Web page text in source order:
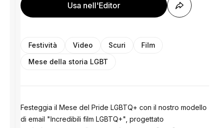
Usa nell'Editor
Festività Video Scuri
Film
Mese della storia LGBT
Festeggia il Mese del Pride LGBTQ+ con il nostro modello
di email "Incredibili film LGBTQ+", progettato